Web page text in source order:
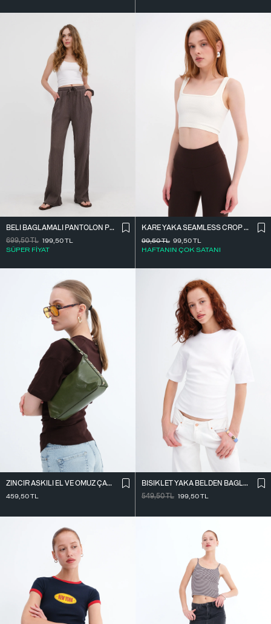
BELI BAĞLAMALI PANTOLON PN7043-PNF
699,50TL 199,50TL
SÜPER FİYAT
KARE YAKA SEAMLESS CROP ATLET A0187-L5
99,50TL
HAFTANIN ÇOK SATANI
99,50TL
ZINCIR ASKILI EL VE OMUZ ÇANTASI Ç39
459,50TL
BISIKLET YAKA BELDEN BAĞLAMALI T-SHIRT P261071
549,50TL 199,50TL